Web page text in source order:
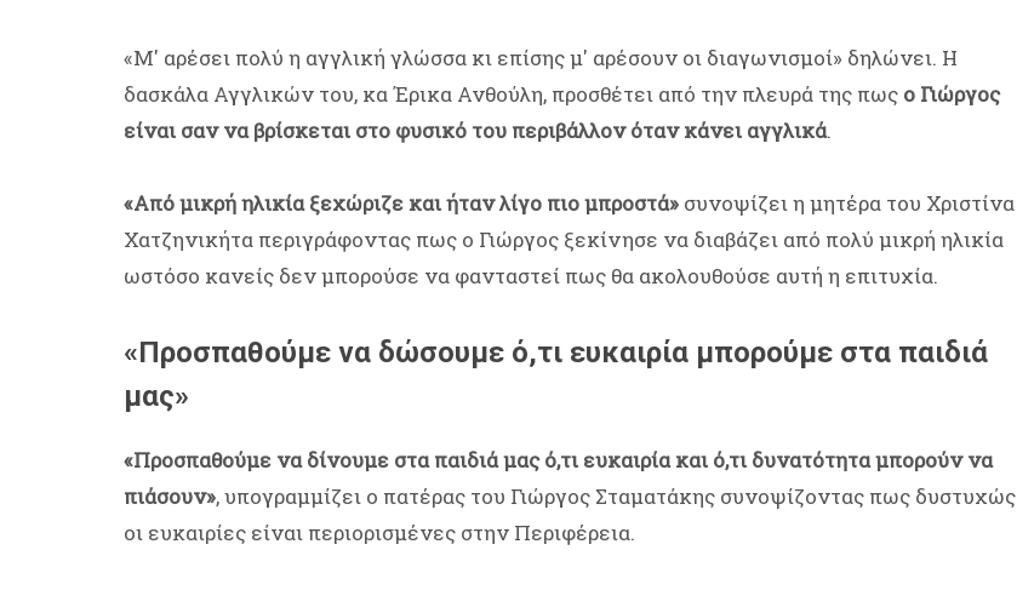
«Μ' αρέσει πολύ η αγγλική γλώσσα κι επίσης μ' αρέσουν οι διαγωνισμοί» δηλώνει. Η
δασκάλα Αγγλικών του, κα Έρικα Ανθούλη, προσθέτει από την πλευρά της πως ο Γιώργος
είναι σαν να βρίσκεται στο φυσικό του περιβάλλον όταν κάνει αγγλικά.
«Από μικρή ηλικία ξεχώριζε και ήταν λίγο πιο μπροστά» συνοψίζει η μητέρα του Χριστίνα
Χατζηνικήτα περιγράφοντας πως ο Γιώργος ξεκίνησε να διαβάζει από πολύ μικρή ηλικία
ωστόσο κανείς δεν μπορούσε να φανταστεί πως θα ακολουθούσε αυτή η επιτυχία.
«Προσπαθούμε να δώσουμε ό,τι ευκαιρία μπορούμε στα παιδιά
μας»
«Προσπαθούμε να δίνουμε στα παιδιά μας ό,τι ευκαιρία και ό,τι δυνατότητα μπορούν να
πιάσουν», υπογραμμίζει ο πατέρας του Γιώργος Σταματάκης συνοψίζοντας πως δυστυχώς
οι ευκαιρίες είναι περιορισμένες στην Περιφέρεια.